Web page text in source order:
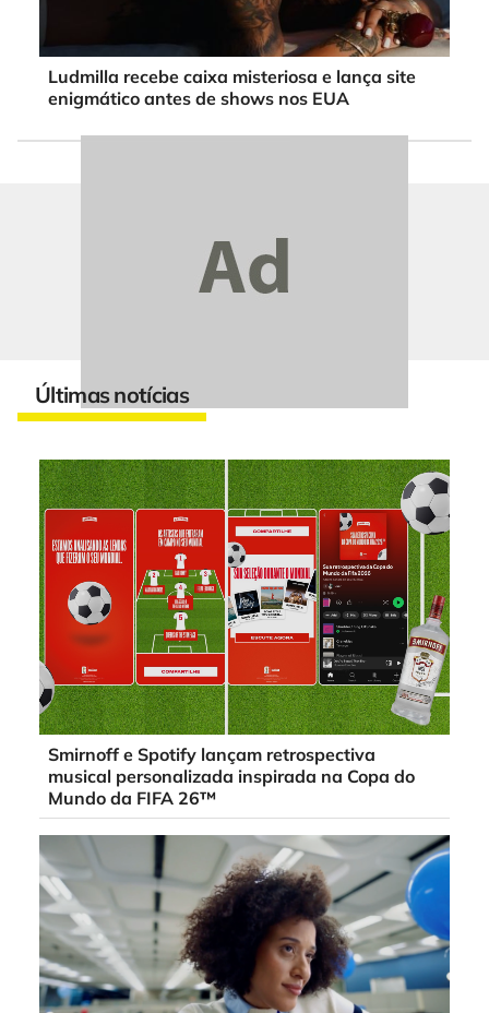
Ludmilla recebe caixa misteriosa e lança site
enigmático antes de shows nos EUA
Últimas notícias
Smirnoff e Spotify lançam retrospectiva
musical personalizada inspirada na Copa do
Mundo da FIFA 26™